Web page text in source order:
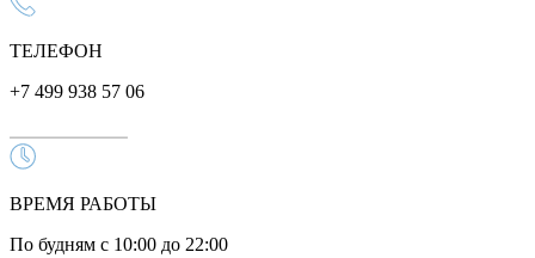
ТЕЛЕФОН
+7 499 938 57 06
ВРЕМЯ РАБОТЫ
По будням с 10:00 до 22:00